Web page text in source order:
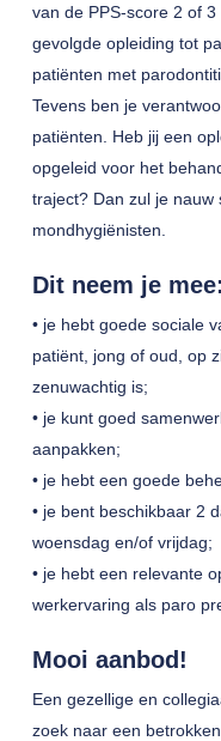
van de PPS-score 2 of
gevolgde opleiding tot
patiënten met
Tevens ben je
patiënten. Heb jij een
opgeleid voor het
traject? Dan zul je
mondhygiënisten.
Dit neem je mee:
• je hebt goede sociale
patiënt, jong of oud, op
zenuwachtig is;
• je kunt goed
aanpakken;
• je hebt een goede
• je bent beschikbaar 2
woensdag en/of vrijdag;
• je hebt een relevante
werkervaring als paro
Mooi aanbod!
Een gezellige en
zoek naar een